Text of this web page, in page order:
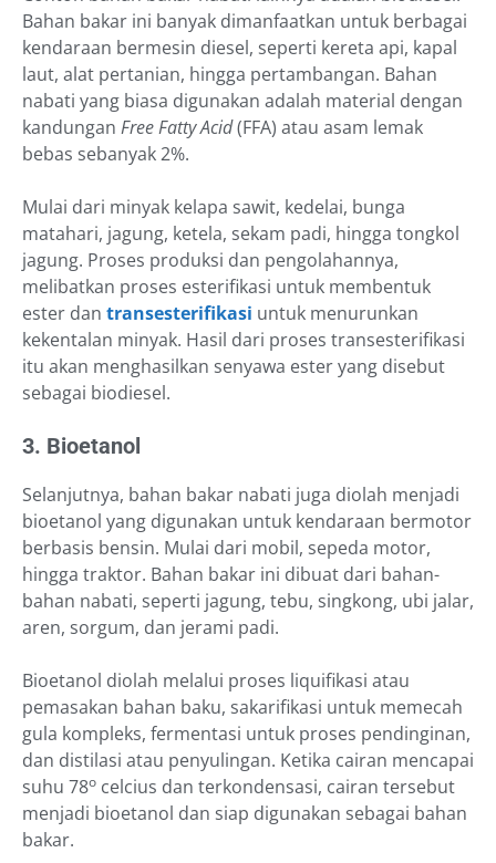
Bahan bakar ini banyak dimanfaatkan untuk berbagai
kendaraan bermesin diesel, seperti kereta api, kapal
laut, alat pertanian, hingga pertambangan. Bahan
nabati yang biasa digunakan adalah material dengan
kandungan Free Fatty Acid(FFA) atau asam lemak
bebas sebanyak 2%.
Mulai dari minyak kelapa sawit, kedelai, bunga
matahari, jagung, ketela, sekam padi, hingga tongkol
jagung. Proses produksi dan pengolahannya,
melibatkan proses esterifikasi untuk membentuk
ester dan transesterifikasi untuk menurunkan
kekentalan minyak. Hasil dari proses transesterifikasi
itu akan menghasilkan senyawa ester yang disebut
sebagai biodiesel.
3. Bioetanol
Selanjutnya, bahan bakar nabati juga diolah menjadi
bioetanol yang digunakan untuk kendaraan bermotor
berbasis bensin. Mulai dari mobil, sepeda motor,
hingga traktor. Bahan bakar ini dibuat dari bahan-
bahan nabati, seperti jagung, tebu, singkong, ubi jalar,
aren, sorgum, dan jerami padi.
Bioetanol diolah melalui proses liquifikasi atau
pemasakan bahan baku, sakarifikasi untuk memecah
gula kompleks, fermentasi untuk proses pendinginan,
dan distilasi atau penyulingan. Ketika cairan mencapai
suhu 78o celcius dan terkondensasi, cairan tersebut
menjadi bioetanol dan siap digunakan sebagai bahan
bakar.